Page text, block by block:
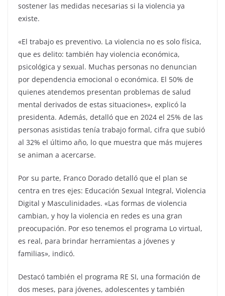
sostener las medidas necesarias si la violencia ya
existe.
«El trabajo es preventivo. La violencia no es solo física,
que es delito: también hay violencia económica,
psicológica y sexual. Muchas personas no denuncian
por dependencia emocional o económica. El 50% de
quienes atendemos presentan problemas de salud
mental derivados de estas situaciones», explicó la
presidenta. Además, detalló que en 2024 el 25% de las
personas asistidas tenía trabajo formal, cifra que subió
al 32% el último año, lo que muestra que más mujeres
se animan a acercarse.
Por su parte, Franco Dorado detalló que el plan se
centra en tres ejes: Educación Sexual Integral, Violencia
Digital y Masculinidades. «Las formas de violencia
cambian, y hoy la violencia en redes es una gran
preocupación. Por eso tenemos el programa Lo virtual,
es real, para brindar herramientas a jóvenes y
familias», indicó.
Destacó también el programa RE SI, una formación de
dos meses, para jóvenes, adolescentes y también